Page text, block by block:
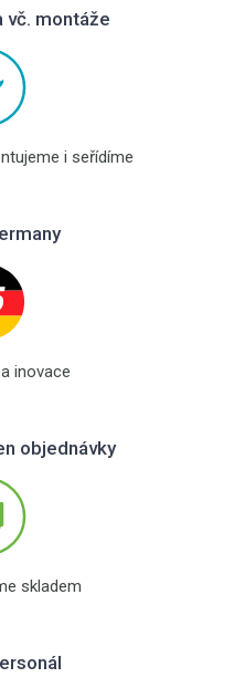
vč. montáže
i seřídíme
inovace
objednávky
skladem